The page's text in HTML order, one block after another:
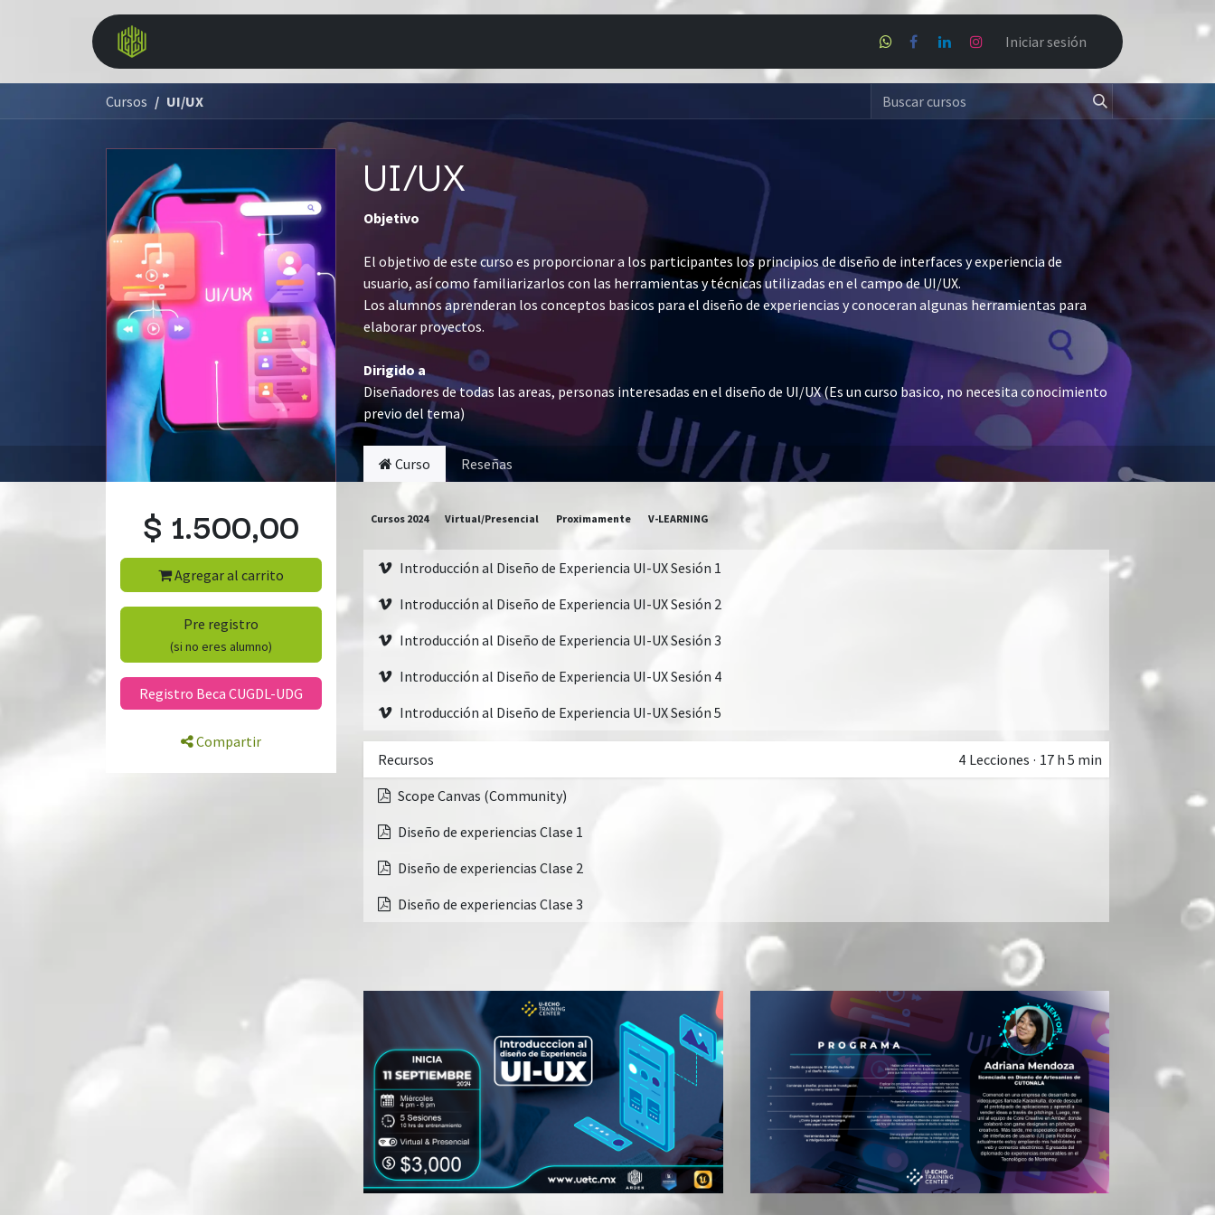
Proyectos de nuestros alumnosIniciar sesión
Cursos UI/UX
UI/UX
Objetivo
El objetivo de este curso es proporcionar a los participantes los principios de diseño de interfaces y experiencia de
usuario, así como familiarizarlos con las herramientas y técnicas utilizadas en el campo de UI/UX.
Los alumnos aprenderan los conceptos basicos para el diseño de experiencias y conoceran algunas herramientas para
elaborar proyectos.
Dirigido a
Diseñadores de todas las areas, personas interesadas en el diseño de UI/UX (Es un curso basico, no necesita conocimiento
previo del tema)
$ 1.500,00
Agregar al carrito
Pre registro
(si no eres alumno)
Registro Beca CUGDL-UDG
Compartir
Curso Reseñas
Cursos 2024 Virtual/Presencial Proximamente V-LEARNING
Introducción al Diseño de Experiencia UI-UX Sesión 1
Introducción al Diseño de Experiencia UI-UX Sesión 2
Introducción al Diseño de Experiencia UI-UX Sesión 3
Introducción al Diseño de Experiencia UI-UX Sesión 4
Introducción al Diseño de Experiencia UI-UX Sesión 5
Recursos 4 Lecciones · 17 h 5 min
Scope Canvas (Community)
Diseño de experiencias Clase 1
Diseño de experiencias Clase 2
Diseño de experiencias Clase 3